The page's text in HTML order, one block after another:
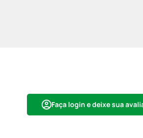
Faça login e deixe sua